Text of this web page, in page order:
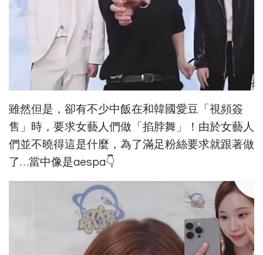
雖然但是，卻有不少中飯在和韓國愛豆「視頻簽
售」時，要求女藝人們做「掐脖舞」！由於女藝人
們並不曉得這是什麼，為了滿足粉絲要求就跟著做
了…當中像是aespa👇